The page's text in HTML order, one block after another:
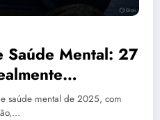
Saúde Mental: 27
saúde mental de 2025, com